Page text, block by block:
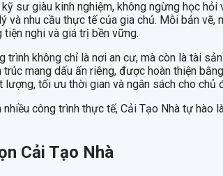
sư giàu kinh nghiệm, không ngừng học
và nhu cầu thực tế của gia chủ. Mỗi bản
nghi và giá trị bền vững.
trình không chỉ là nơi an cư, mà còn là tài
mang dấu ấn riêng, được hoàn thiện
tối ưu thời gian và ngân sách cho chủ
công trình thực tế, Cải Tạo Nhà tự
Cải Tạo Nhà